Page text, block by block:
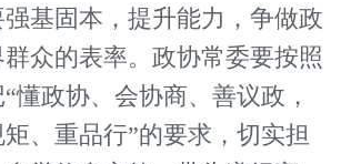
基固本，提升能力，争做政
众的表率。政协常委要按照
懂政协、会协商、善议政，
、重品行”的要求，切实担